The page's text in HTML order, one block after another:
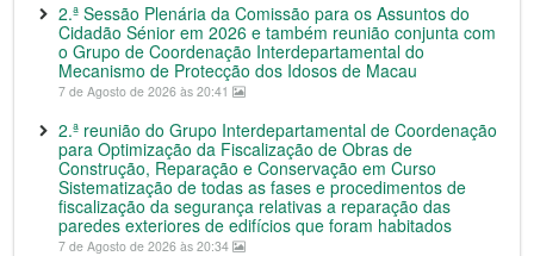
2.ª Sessão Plenária da Comissão para os Assuntos do
Cidadão Sénior em 2026 e também reunião conjunta com
o Grupo de Coordenação Interdepartamental do
Mecanismo de Protecção dos Idosos de Macau
7 de Agosto de 2026 às 20:41
2.ª reunião do Grupo Interdepartamental de Coordenação
para Optimização da Fiscalização de Obras de
Construção, Reparação e Conservação em Curso
Sistematização de todas as fases e procedimentos de
fiscalização da segurança relativas a reparação das
paredes exteriores de edifícios que foram habitados
7 de Agosto de 2026 às 20:34